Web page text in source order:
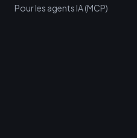
Pour les agents IA (MCP)